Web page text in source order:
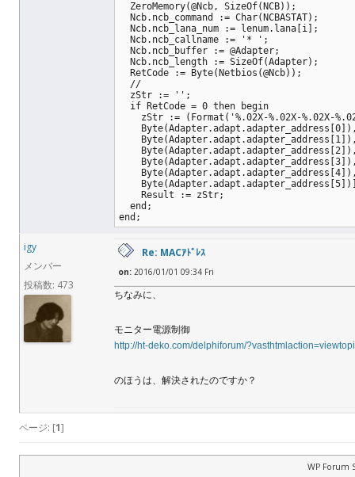
  ZeroMemory(@Ncb, SizeOf(NCB));
  Ncb.ncb_command := Char(NCBASTAT);
  Ncb.ncb_lana_num := lenum.lana[i];
  Ncb.ncb_callname := '* ';
  Ncb.ncb_buffer := @Adapter;
  Ncb.ncb_length := SizeOf(Adapter);
  RetCode := Byte(Netbios(@Ncb));
  //
  zStr := '';
  if RetCode = 0 then begin
zStr := (Format('%.02X-%.02X-%.02X-
    Result := zStr;
  end;
end;
igy
メンバー
投稿数: 473
Re: MACｱﾄﾞﾚｽ
on: 2016/01/01 09:34 Fri
ちなみに、
モニター電源制御
http://ht-deko.com/delphiforum/
のほうは、解決されたのですか？
ページ: [1]
WP Forum